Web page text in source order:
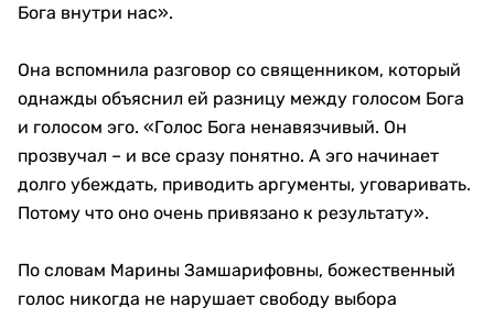
Бога внутри нас».
Она вспомнила разговор со священником, который
однажды объяснил ей разницу между голосом Бога
и голосом эго. «Голос Бога ненавязчивый. Он
прозвучал – и все сразу понятно. А эго начинает
долго убеждать, приводить аргументы, уговаривать.
Потому что оно очень привязано к результату».
По словам Марины Замшарифовны, божественный
голос никогда не нарушает свободу выбора